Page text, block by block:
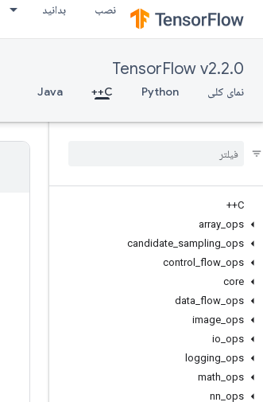
نصب بدانید
TensorFlow v2.2.0
نمای کلی Python
C++
Java
C++
array ops
candidate sampling ops
control
flow ops
core
data flow ops
image ops
io ops
logging ops
math ops
nn ops